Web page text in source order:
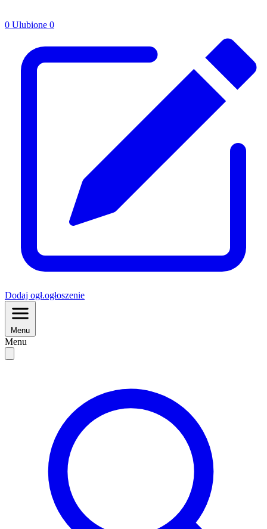
0 Ulubione 0
Dodaj ogł.ogłoszenie
Menu
Menu